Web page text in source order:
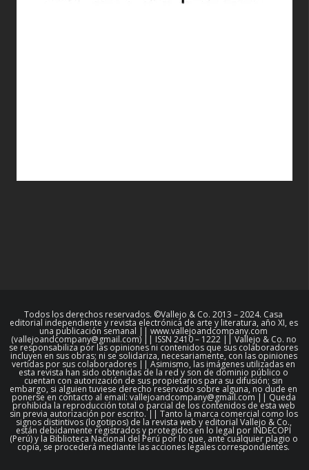
Todos los derechos reservados. ©Vallejo & Co. 2013 – 2024. Casa
editorial independiente y revista electrónica de arte y literatura, año XI, es
una publicación semanal || www.vallejoandcompany.com
(vallejoandcompany@gmail.com) || ISSN 2410 – 1222 || Vallejo & Co. no
se responsabiliza por las opiniones ni contenidos que sus colaboradores
incluyen en sus obras; ni se solidariza, necesariamente, con las opiniones
vertidas por sus colaboradores || Asimismo, las imágenes utilizadas en
esta revista han sido obtenidas de la red y son de dominio público o
cuentan con autorización de sus propietarios para su difusión; sin
embargo, si alguien tuviese derecho reservado sobre alguna, no dude en
ponerse en contacto al email: vallejoandcompany@gmail.com || Queda
prohibida la reproducción total o parcial de los contenidos de esta web
sin previa autorización por escrito. || Tanto la marca comercial como los
signos distintivos (logotipos) de la revista web y editorial Vallejo & Co.,
están debidamente registrados y protegidos en lo legal por INDECOPI
(Perú) y la Biblioteca Nacional del Perú por lo que, ante cualquier plagio o
copia, se procederá mediante las acciones legales correspondientes.